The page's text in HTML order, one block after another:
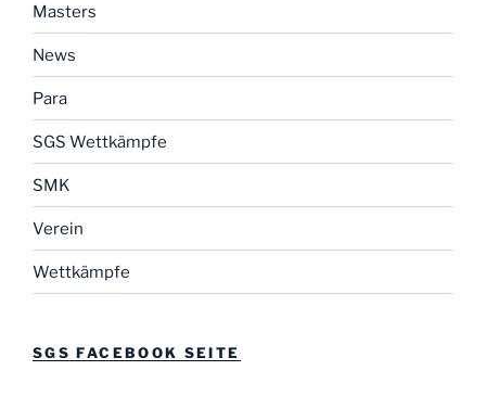
Masters
News
Para
SGS Wettkämpfe
SMK
Verein
Wettkämpfe
SGS FACEBOOK SEITE